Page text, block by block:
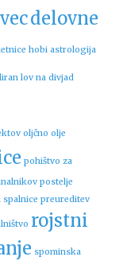
delovne
hobi astrologija
lov na divjad
oljčno olje
pohištvo za
postelje
spalnice preureditev
rojstni
spominska